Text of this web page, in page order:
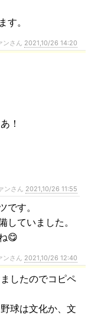
す。
さん 2021,10/26 14:20
！
ンさん 2021,10/26 11:55
です。
していました。
😋
さん 2021,10/26 12:40
したのでコピペ
球は文化か、文